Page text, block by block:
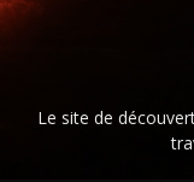
Le site de